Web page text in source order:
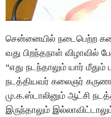
சென்னையில் நடைபெற்ற
வது பிறந்தநாள் விழாவில்
“எது நடந்தாலும் யார்
நடத்தியவர் கலைஞர்
மு.க.ஸ்டாலினும் ஆட்சி
இருந்தாலும்